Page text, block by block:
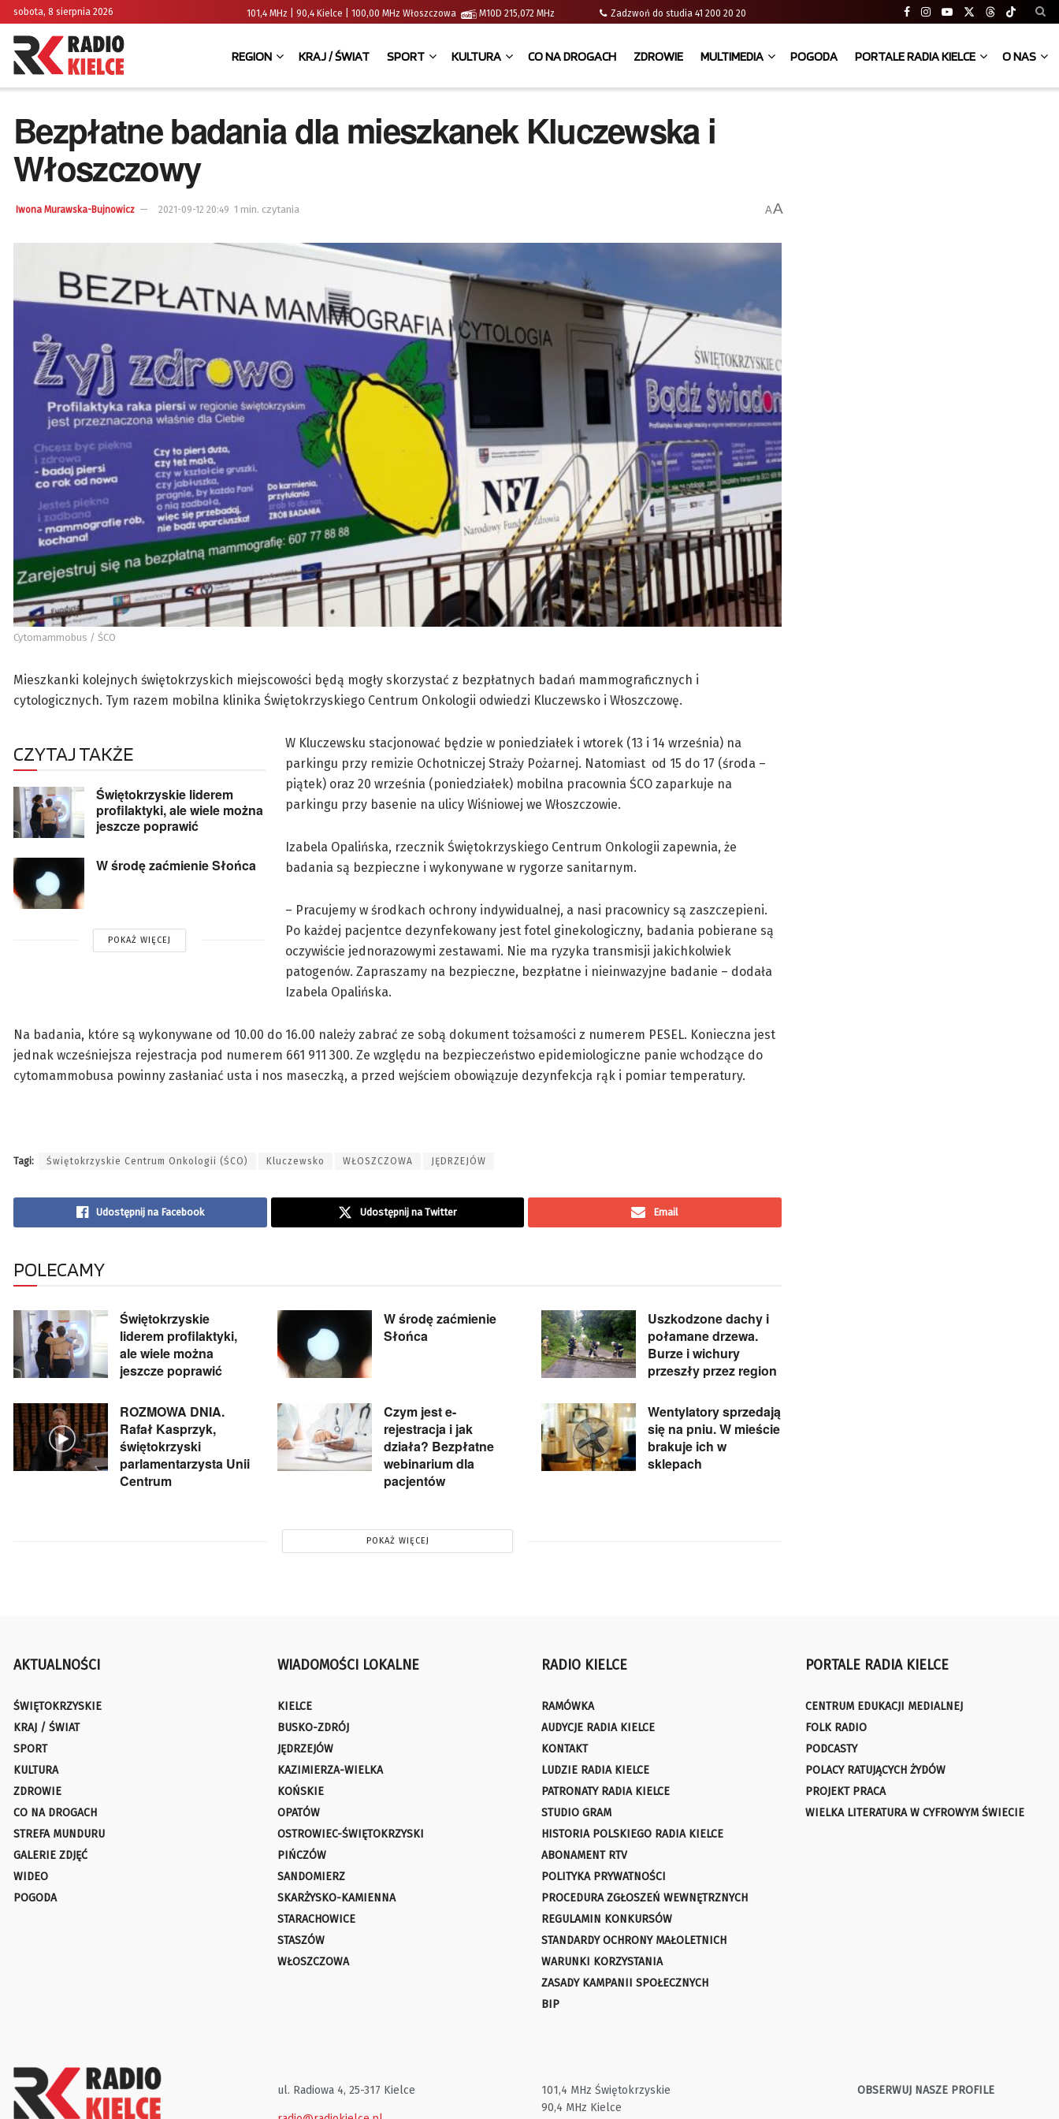
sobota, 8 sierpnia 2026 101,4 MHz | 90,4 Kielce | 100,00 MHz Włoszczowa M10D 215,072 MHz Zadzwoń do studia 41 200 20 20
REGION KRAJ / ŚWIAT SPORT KULTURA CO NA DROGACH ZDROWIE MULTIMEDIA POGODA PORTALE RADIA KIELCE O NAS
Bezpłatne badania dla mieszkanek Kluczewska i
Włoszczowy
Iwona Murawska-Bujnowicz 2021-09-12 20:49 1 min. czytania AA
Cytomammobus / ŚCO
Mieszkanki kolejnych świętokrzyskich miejscowości będą mogły skorzystać z bezpłatnych badań mammograficznych i
cytologicznych. Tym razem mobilna klinika Świętokrzyskiego Centrum Onkologii odwiedzi Kluczewsko i Włoszczowę.
CZYTAJ TAKŻE
Świętokrzyskie liderem
profilaktyki, ale wiele można
jeszcze poprawić
W środę zaćmienie Słońca
POKAŻ WIĘCEJ
W Kluczewsku stacjonować będzie w poniedziałek i wtorek (13 i 14 września) na
parkingu przy remizie Ochotniczej Straży Pożarnej. Natomiast od 15 do 17 (środa –
piątek) oraz 20 września (poniedziałek) mobilna pracownia ŚCO zaparkuje na
parkingu przy basenie na ulicy Wiśniowej we Włoszczowie.
Izabela Opalińska, rzecznik Świętokrzyskiego Centrum Onkologii zapewnia, że
badania są bezpieczne i wykonywane w rygorze sanitarnym.
– Pracujemy w środkach ochrony indywidualnej, a nasi pracownicy są zaszczepieni.
Po każdej pacjentce dezynfekowany jest fotel ginekologiczny, badania pobierane są
oczywiście jednorazowymi zestawami. Nie ma ryzyka transmisji jakichkolwiek
patogenów. Zapraszamy na bezpieczne, bezpłatne i nieinwazyjne badanie – dodała
Izabela Opalińska.
Na badania, które są wykonywane od 10.00 do 16.00 należy zabrać ze sobą dokument tożsamości z numerem PESEL. Konieczna jest
jednak wcześniejsza rejestracja pod numerem 661 911 300. Ze względu na bezpieczeństwo epidemiologiczne panie wchodzące do
cytomammobusa powinny zasłaniać usta i nos maseczką, a przed wejściem obowiązuje dezynfekcja rąk i pomiar temperatury.
Tagi: Świętokrzyskie Centrum Onkologii (ŚCO) Kluczewsko WŁOSZCZOWA JĘDRZEJÓW
Udostępnij na Facebook Udostępnij na Twitter Email
POLECAMY
Świętokrzyskie
liderem profilaktyki,
ale wiele można
jeszcze poprawić
W środę zaćmienie
Słońca
Uszkodzone dachy i
połamane drzewa.
Burze i wichury
przeszły przez region
ROZMOWA DNIA.
Rafał Kasprzyk,
świętokrzyski
parlamentarzysta Unii
Centrum
Czym jest e-
rejestracja i jak
działa? Bezpłatne
webinarium dla
pacjentów
Wentylatory sprzedają
się na pniu. W mieście
brakuje ich w
sklepach
POKAŻ WIĘCEJ
AKTUALNOŚCI
ŚWIĘTOKRZYSKIE
KRAJ / ŚWIAT
SPORT
KULTURA
ZDROWIE
CO NA DROGACH
STREFA MUNDURU
GALERIE ZDJĘĆ
WIDEO
POGODA
WIADOMOŚCI LOKALNE
KIELCE
BUSKO-ZDRÓJ
JĘDRZEJÓW
KAZIMIERZA-WIELKA
KOŃSKIE
OPATÓW
OSTROWIEC-ŚWIĘTOKRZYSKI
PIŃCZÓW
SANDOMIERZ
SKARŻYSKO-KAMIENNA
STARACHOWICE
STASZÓW
WŁOSZCZOWA
RADIO KIELCE
RAMÓWKA
AUDYCJE RADIA KIELCE
KONTAKT
LUDZIE RADIA KIELCE
PATRONATY RADIA KIELCE
STUDIO GRAM
HISTORIA POLSKIEGO RADIA KIELCE
ABONAMENT RTV
POLITYKA PRYWATNOŚCI
PROCEDURA ZGŁOSZEŃ WEWNĘTRZNYCH
REGULAMIN KONKURSÓW
STANDARDY OCHRONY MAŁOLETNICH
WARUNKI KORZYSTANIA
ZASADY KAMPANII SPOŁECZNYCH
BIP
PORTALE RADIA KIELCE
CENTRUM EDUKACJI MEDIALNEJ
FOLK RADIO
PODCASTY
POLACY RATUJĄCYCH ŻYDÓW
PROJEKT PRACA
WIELKA LITERATURA W CYFROWYM ŚWIECIE
ul. Radiowa 4, 25-317 Kielce
101,4 MHz Świętokrzyskie
90,4 MHz Kielce
OBSERWUJ NASZE PROFILE